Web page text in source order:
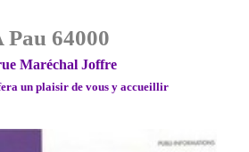
Pau 64000
Maréchal Joffre
un plaisir de vous y accueillir